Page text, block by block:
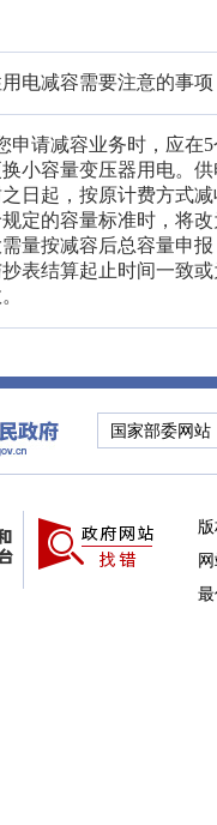
电减容需要注意的事项
申请减容业务时，应
换小容量变压器用电。
之日起，按原计费方式
定的容量标准时，将
需量按减容后总容量申
表结算起止时间一致
国家部委网站